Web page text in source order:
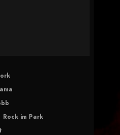
Rock im Park